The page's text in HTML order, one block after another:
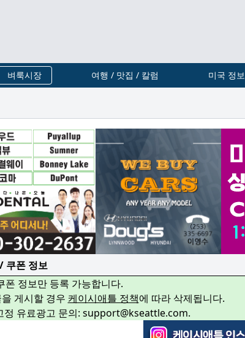
벼룩시장 여행 / 맛집 / 칼럼 미국 정보
쿠폰 정보
폰 정보만 등록 가능합니다.
게시할 경우 케이시애틀 정책에 따라 삭제됩니다.
정 유료광고 문의: support@kseattle.com.